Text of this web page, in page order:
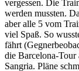
vergessen. Die
werden mussten.
aber alle 5 vom
viel Spaß. So
fährt
die Barcelona-Tour
Sangria. Pläne